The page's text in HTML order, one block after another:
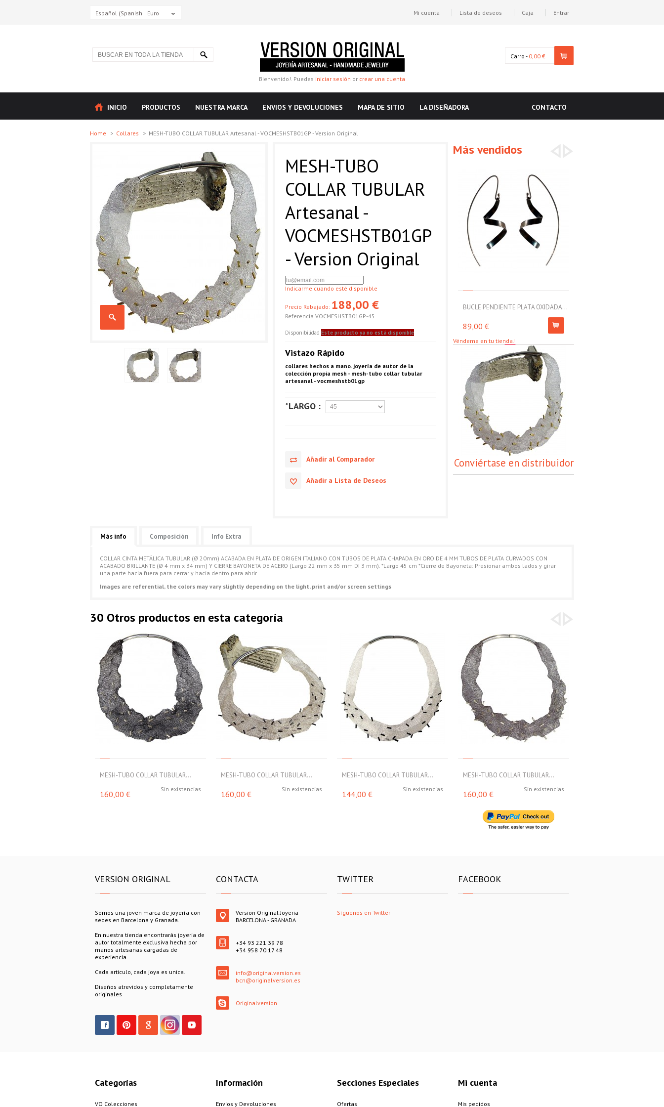
Español (Spanish) Euro Mi cuenta Lista de deseos Caja Entrar
Bienvenido!. Puedes iniciar sesión or crear una cuenta
Carro - 0,00 €
INICIO PRODUCTOS NUESTRA MARCA ENVIOS Y DEVOLUCIONES MAPA DE SITIO LA DISEÑADORA CONTACTO
Home > Collares > MESH-TUBO COLLAR TUBULAR Artesanal - VOCMESHSTB01GP - Version Original
MESH-TUBO
COLLAR TUBULAR
Artesanal -
VOCMESHSTB01GP
- Version Original
Indicarme cuando esté disponible
Precio Rebajado: 188,00 €
Referencia VOCMESHSTB01GP-45
Disponibilidad Este producto ya no está disponible
Vistazo Rápido
collares hechos a mano. joyería de autor de la
colección propia mesh - mesh-tubo collar tubular
artesanal - vocmeshstb01gp
*LARGO :
Añadir al Comparador
Añadir a Lista de Deseos
Más vendidos
BUCLE PENDIENTE PLATA OXIDADA...
89,00 €
Véndeme en tu tienda!
Conviértase en distribuidor
Más info Composición Info Extra
COLLAR CINTA METÁLICA TUBULAR (Ø 20mm) ACABADA EN PLATA DE ORIGEN ITALIANO CON TUBOS DE PLATA CHAPADA EN ORO DE 4 MM TUBOS DE PLATA CURVADOS CON
ACABADO BRILLANTE (Ø 4 mm x 34 mm) Y CIERRE BAYONETA DE ACERO (Largo 22 mm x 35 mm DI 3 mm). *Largo 45 cm *Cierre de Bayoneta: Presionar ambos lados y girar
una parte hacia fuera para cerrar y hacia dentro para abrir.
Images are referential, the colors may vary slightly depending on the light, print and/or screen settings
30 Otros productos en esta categoría
MESH-TUBO COLLAR TUBULAR...
Sin existencias
160,00 €
MESH-TUBO COLLAR TUBULAR...
Sin existencias
160,00 €
MESH-TUBO COLLAR TUBULAR...
Sin existencias
144,00 €
MESH-TUBO COLLAR TUBULAR...
Sin existencias
160,00 €
VERSION ORIGINAL
Somos una joven marca de joyería con
sedes en Barcelona y Granada.
En nuestra tienda encontrarás joyeria de
autor totalmente exclusiva hecha por
manos artesanas cargadas de
experiencia.
Cada articulo, cada joya es unica.
Diseños atrevidos y completamente
originales
CONTACTA
Version Original Joyeria
BARCELONA - GRANADA
+34 93 221 39 78
+34 958 70 17 48
info@originalversion.es
bcn@originalversion.es
Originalversion
TWITTER
Síguenos en Twitter
FACEBOOK
Categorías
VO Colecciones
Información
Envios y Devoluciones
Secciones Especiales
Ofertas
Mi cuenta
Mis pedidos